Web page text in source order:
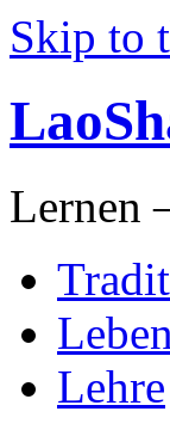
Skip to
Lernen
Lehre